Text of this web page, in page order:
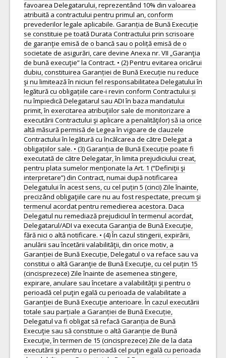
favoarea Delegatarului, reprezentând 10% din valoarea
atribuită a contractului pentru primul an, conform
prevederilor legale aplicabile. Garanția de Bună Execuție
se constituie pe toată Durata Contractului prin scrisoare
de garanţie emisă de o bancă sau o poliță emisă de o
societate de asigurări, care devine Anexa nr. VII „Garanţia
de bună execuţie” la Contract. • (2) Pentru evitarea oricărui
dubiu, constituirea Garanției de Bună Execuție nu reduce
şi nu limitează în niciun fel responsabilitatea Delegatului în
legătură cu obligațiile care-i revin conform Contractului și
nu împiedică Delegatarul sau ADI în baza mandatului
primit, în exercitarea atribuţiilor sale de monitorizare a
executării Contractului şi aplicare a penalităţilor) să ia orice
altă măsură permisă de Legea în vigoare de clauzele
Contractului în legătură cu încălcarea de către Delegat a
obligațiilor sale. • (3) Garanția de Bună Execuție poate fi
executată de către Delegatar, în limita prejudiciului creat,
pentru plata sumelor menţionate la Art. 1 (“Definiţii şi
interpretare”) din Contract, numai după notificarea
Delegatului în acest sens, cu cel puțin 5 (cinci) Zile înainte,
precizând obligaţiile care nu au fost respectate, precum şi
termenul acordat pentru remedierea acestora. Daca
Delegatul nu remediază prejudiciul în termenul acordat,
Delegatarul/ADI va executa Garanţia de Bună Execuţie,
fără nici o altă notificare. • (4) În cazul stingerii, expirării,
anulării sau încetării valabilităţii, din orice motiv, a
Garanției de Bună Execuție, Delegatul o va reface sau va
constitui o altă Garanţie de Bună Execuţie, cu cel puțin 15
(cincisprezece) Zile înainte de asemenea stingere,
expirare, anulare sau încetare a valabilităţii şi pentru o
perioadă cel puţin egală cu perioada de valabilitate a
Garanţiei de Bună Execuţie anterioare. În cazul executării
totale sau parțiale a Garanției de Bună Execuție,
Delegatul va fi obligat să refacă Garanția de Bună
Execuţie sau să constituie o altă Garanție de Bună
Execuţie, în termen de 15 (cincisprezece) Zile de la data
executării şi pentru o perioadă cel puţin egală cu perioada